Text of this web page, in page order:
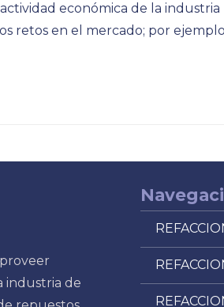
actividad económica de la
retos en el mercado; por
industria de